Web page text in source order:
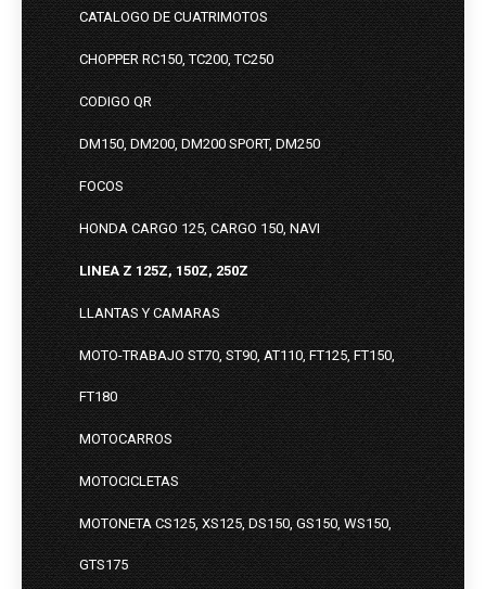
CATALOGO DE CUATRIMOTOS
CHOPPER RC150, TC200, TC250
CODIGO QR
DM150, DM200, DM200 SPORT, DM250
FOCOS
HONDA CARGO 125, CARGO 150, NAVI
LINEA Z 125Z, 150Z, 250Z
LLANTAS Y CAMARAS
MOTO-TRABAJO ST70, ST90, AT110, FT125, FT150,
FT180
MOTOCARROS
MOTOCICLETAS
MOTONETA CS125, XS125, DS150, GS150, WS150,
GTS175